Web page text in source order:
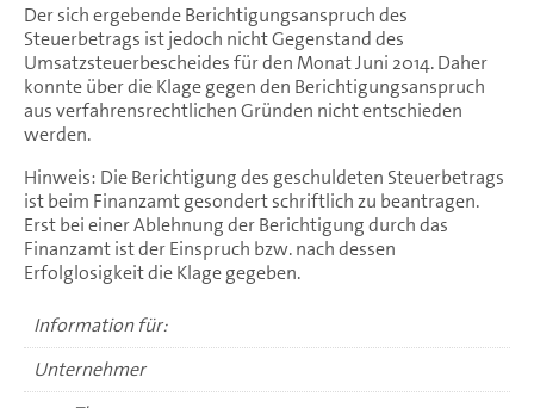
Der sich ergebende Berichtigungsanspruch des
Steuerbetrags ist jedoch nicht Gegenstand des
Umsatzsteuerbescheides für den Monat Juni 2014. Daher
konnte über die Klage gegen den Berichtigungsanspruch
aus verfahrensrechtlichen Gründen nicht entschieden
werden.
Hinweis: Die Berichtigung des geschuldeten Steuerbetrags
ist beim Finanzamt gesondert schriftlich zu beantragen.
Erst bei einer Ablehnung der Berichtigung durch das
Finanzamt ist der Einspruch bzw. nach dessen
Erfolglosigkeit die Klage gegeben.
Information für:
Unternehmer